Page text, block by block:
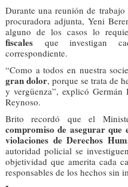
Durante una reunión de
procuradora adjunta, Yeni
alguno de los casos lo
fiscales que investigan
correspondiente.
“Como a todos en nuestra
gran dolor, porque se trata de
y vergüenza”, explicó
Reynoso.
Brito recordó que el
compromiso de asegurar que
violaciones de Derechos
autoridad policial se
objetividad que amerita cada
responsables de los hechos sin